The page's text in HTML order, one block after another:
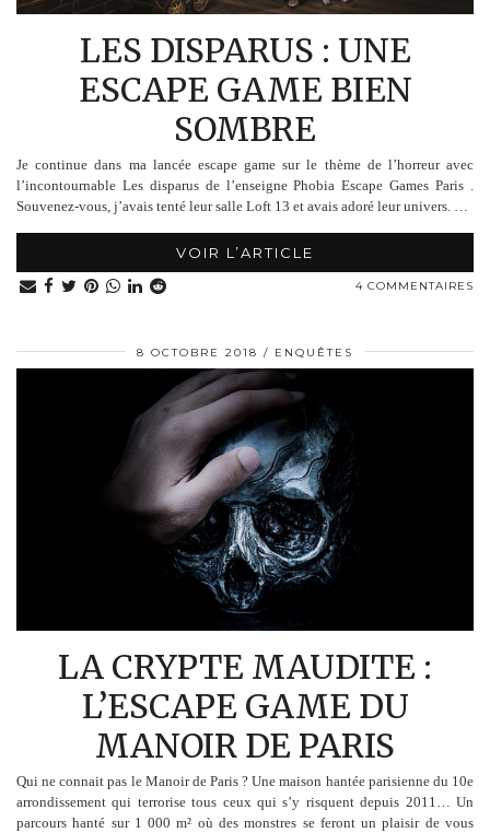
LES DISPARUS : UNE
ESCAPE GAME BIEN
SOMBRE
Je continue dans ma lancée escape game sur le thème de l’horreur avec
l’incontournable Les disparus de l’enseigne Phobia Escape Games Paris .
Souvenez-vous, j’avais tenté leur salle Loft 13 et avais adoré leur univers. …
VOIR L’ARTICLE
4 COMMENTAIRES
8 OCTOBRE 2018 ENQUÊTES
LA CRYPTE MAUDITE :
L’ESCAPE GAME DU
MANOIR DE PARIS
Qui ne connait pas le Manoir de Paris ? Une maison hantée parisienne du 10e
arrondissement qui terrorise tous ceux qui s’y risquent depuis 2011… Un
parcours hanté sur 1 000 m² où des monstres se feront un plaisir de vous